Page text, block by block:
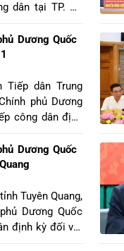
dân tại TP. Đà
Nam dự và chủ
Đà Nẵng.
Dương Quốc
dân Trung
phủ Dương
công dân định
địa chỉ số 96,
quận Đống
có Trưởng Ban
Hồng Điệp,
tra Chính phủ,
địa phương có
Dương Quốc
Tuyên Quang,
Dương Quốc
định kỳ đối với